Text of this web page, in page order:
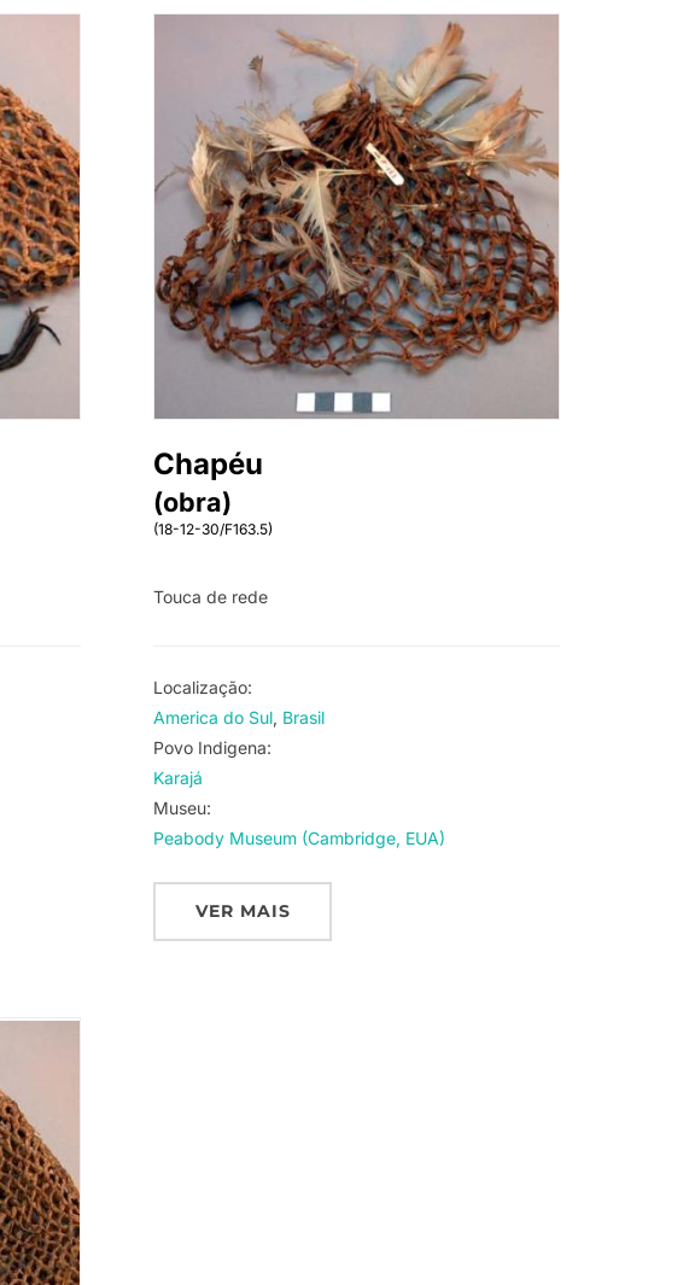
Chapéu
(obra)
(18-12-30/F163.5)
Touca de rede
Localização:
America do Sul Brasil
Povo Indigena:
Karajá
Museu:
Peabody Museum (Cambridge, EUA)
VER MAIS